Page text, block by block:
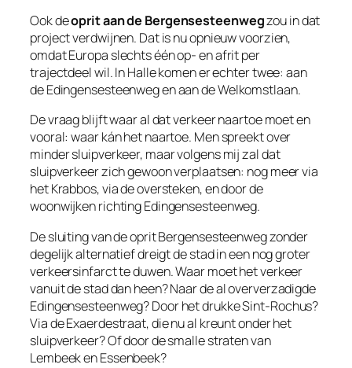
Ook deoprit aan de Bergensesteenwegzou in dat
project verdwijnen. Dat is nu opnieuw voorzien,
omdat Europa slechts één op- en afrit per
trajectdeel wil. In Halle komen er echter twee: aan
de Edingensesteenweg en aan de Welkomstlaan.
De vraag blijft waar al dat verkeer naartoe moet en
vooral: waar kán het naartoe. Men spreekt over
minder sluipverkeer, maar volgens mij zal dat
sluipverkeer zich gewoon verplaatsen: nog meer via
het Krabbos, via de oversteken, en door de
woonwijken richting Edingensesteenweg.
De sluiting van de oprit Bergensesteenweg zonder
degelijk alternatief dreigt de stad in een nog groter
verkeersinfarct te duwen. Waar moet het verkeer
vanuit de stad dan heen? Naar de al oververzadigde
Edingensesteenweg? Door het drukke Sint‑Rochus?
Via de Exaerdestraat, die nu al kreunt onder het
sluipverkeer? Of door de smalle straten van
Lembeek en Essenbeek?